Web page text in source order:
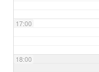
17:00
18:00